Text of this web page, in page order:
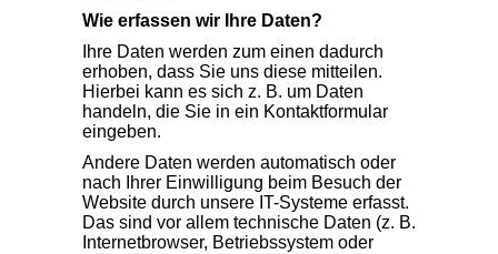
Wie erfassen wir Ihre Daten?
Ihre Daten werden zum einen dadurch
erhoben, dass Sie uns diese mitteilen.
Hierbei kann es sich z. B. um Daten
handeln, die Sie in ein Kontaktformular
eingeben.
Andere Daten werden automatisch oder
nach Ihrer Einwilligung beim Besuch der
Website durch unsere IT-Systeme erfasst.
Das sind vor allem technische Daten (z. B.
Internetbrowser, Betriebssystem oder